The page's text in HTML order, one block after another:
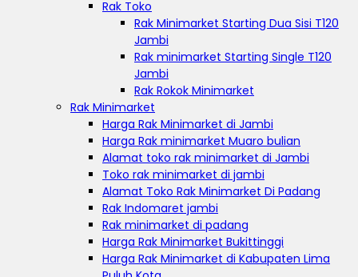
Rak Toko
Rak Minimarket Starting Dua Sisi T120
Jambi
Rak minimarket Starting Single T120
Jambi
Rak Rokok Minimarket
Rak Minimarket
Harga Rak Minimarket di Jambi
Harga Rak minimarket Muaro bulian
Alamat toko rak minimarket di Jambi
Toko rak minimarket di jambi
Alamat Toko Rak Minimarket Di Padang
Rak Indomaret jambi
Rak minimarket di padang
Harga Rak Minimarket Bukittinggi
Harga Rak Minimarket di Kabupaten Lima